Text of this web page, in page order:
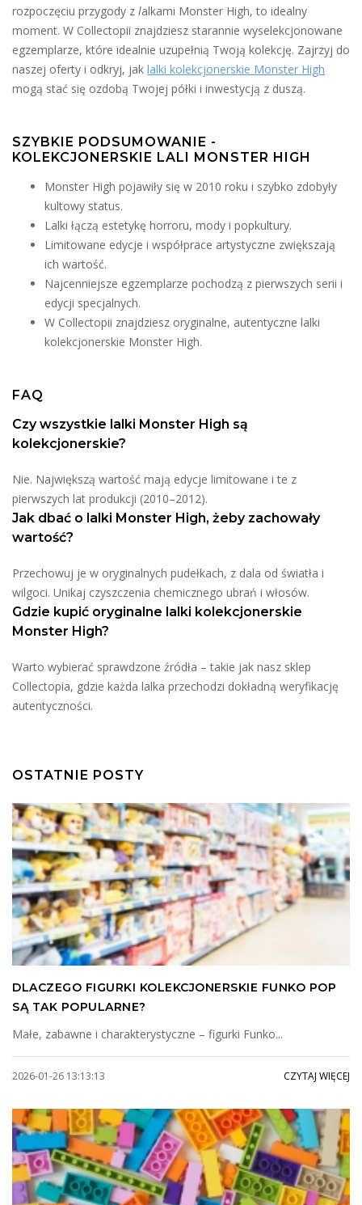
rozpoczęciu przygody z lalkami Monster High, to idealny
moment. W Collectopii znajdziesz starannie wyselekcjonowane
egzemplarze, które idealnie uzupełnią Twoją kolekcję. Zajrzyj do
naszej oferty i odkryj, jak lalki kolekcjonerskie Monster High
mogą stać się ozdobą Twojej półki i inwestycją z duszą.
SZYBKIE PODSUMOWANIE -
KOLEKCJONERSKIE LALI MONSTER HIGH
Monster High pojawiły się w 2010 roku i szybko zdobyły
kultowy status.
Lalki łączą estetykę horroru, mody i popkultury.
Limitowane edycje i współprace artystyczne zwiększają
ich wartość.
Najcenniejsze egzemplarze pochodzą z pierwszych serii i
edycji specjalnych.
W Collectopii znajdziesz oryginalne, autentyczne lalki
kolekcjonerskie Monster High.
FAQ
Czy wszystkie lalki Monster High są
kolekcjonerskie?
Nie. Największą wartość mają edycje limitowane i te z
pierwszych lat produkcji (2010–2012).
Jak dbać o lalki Monster High, żeby zachowały
wartość?
Przechowuj je w oryginalnych pudełkach, z dala od światła i
wilgoci. Unikaj czyszczenia chemicznego ubrań i włosów.
Gdzie kupić oryginalne lalki kolekcjonerskie
Monster High?
Warto wybierać sprawdzone źródła – takie jak nasz sklep
Collectopia, gdzie każda lalka przechodzi dokładną weryfikację
autentyczności.
OSTATNIE POSTY
DLACZEGO FIGURKI KOLEKCJONERSKIE FUNKO POP
SĄ TAK POPULARNE?
Małe, zabawne i charakterystyczne – figurki Funko...
2026-01-26 13:13:13 CZYTAJ WIĘCEJ